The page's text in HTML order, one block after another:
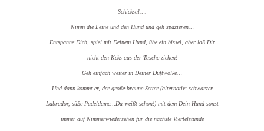
Schicksal….
Nimm die Leine und den Hund und geh spazieren…
Entspanne Dich, spiel mit Deinem Hund, übe ein bissel, aber laß Dir
nicht den Keks aus der Tasche ziehen!
Geh einfach weiter in Deiner Duftwolke…
Und dann kommt er, der große braune Setter (alternativ: schwarzer
Labrador, süße Pudeldame…Du weißt schon!) mit dem Dein Hund sonst
immer auf Nimmerwiedersehen für die nächste Viertelstunde